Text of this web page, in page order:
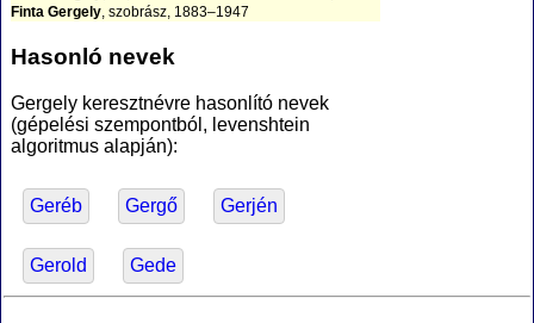
Finta Gergely, szobrász, 1883–1947
Göndöcs Gergely, grafikus, 1976–
Gyurta Gergely , úszó
dalszerző
Harcos Gergely, matematikus
Harsányi Gergely, kézilabdázó
Kiss Gergely
, vízilabdázó
Litkai Gergely
, humorista, forgatókönyvíró
Molnár Gergely
, filozófus, 1950–, esztéta
Nacsinák Gergely András
Novotny Gergely, író, 1925-2003 író, költő,
Hasonló nevek
Gergely keresztnévre hasonlító nevek
(gépelési szempontból, levenshtein
algoritmus alapján):
Geréb Gergő Gerjén
Gerold Gede